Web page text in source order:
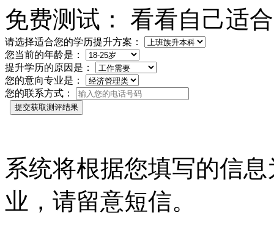
免费测试： 看看自己适
请选择适合您的学历提升方案：
您当前的年龄是：
提升学历的原因是：
您的意向专业是：
您的联系方式：
提交获取测评结果
系统将根据您填写的信
业，请留意短信。